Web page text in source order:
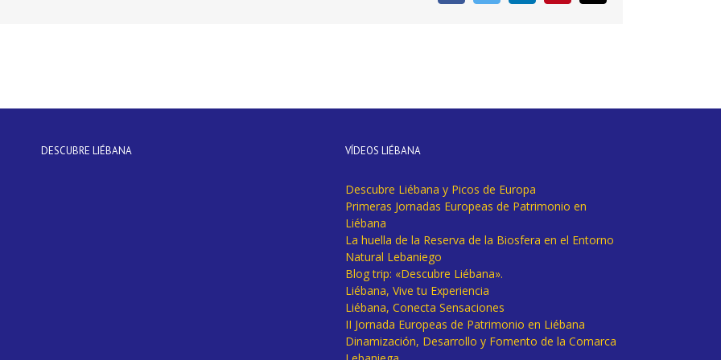
electrónico
DESCUBRE LIÉBANA VÍDEOS LIÉBANA
Descubre Liébana y Picos de Europa
Primeras Jornadas Europeas de Patrimonio en
Liébana
La huella de la Reserva de la Biosfera en el Entorno
Natural Lebaniego
Blog trip: «Descubre Liébana».
Liébana, Vive tu Experiencia
Liébana, Conecta Sensaciones
II Jornada Europeas de Patrimonio en Liébana
Dinamización, Desarrollo y Fomento de la Comarca